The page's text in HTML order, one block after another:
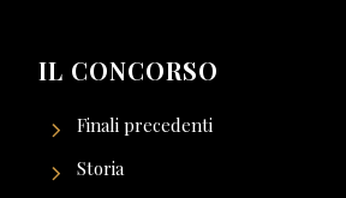
IL CONCORSO
Finali precedenti
Storia